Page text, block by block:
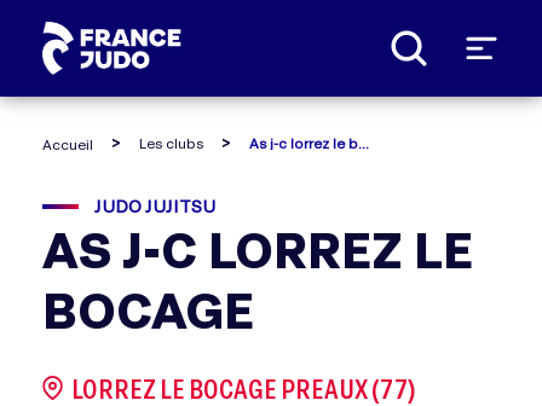
Accueil Les clubs
JUDO JUJITSU
AS J-C LORREZ LE
BOCAGE
LORREZ LE BOCAGE PREAUX (77)